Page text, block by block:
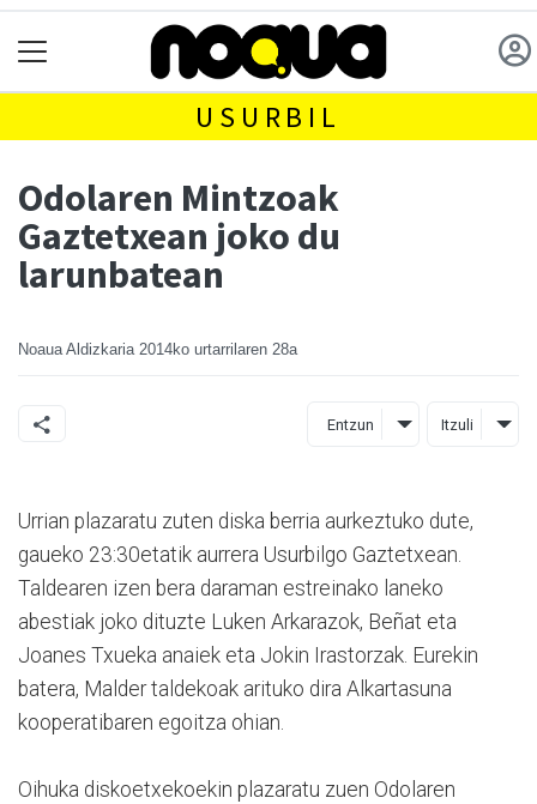
USURBIL
Odolaren Mintzoak
Gaztetxean joko du
larunbatean
Noaua Aldizkaria 2014ko urtarrilaren 28a
Entzun Itzuli
Urrian plazaratu zuten diska berria aurkeztuko dute,
gaueko 23:30etatik aurrera Usurbilgo Gaztetxean.
Taldearen izen bera daraman estreinako laneko
abestiak joko dituzte Luken Arkarazok, Beñat eta
Joanes Txueka anaiek eta Jokin Irastorzak. Eurekin
batera, Malder taldekoak arituko dira Alkartasuna
kooperatibaren egoitza ohian.
Oihuka diskoetxekoekin plazaratu zuen Odolaren